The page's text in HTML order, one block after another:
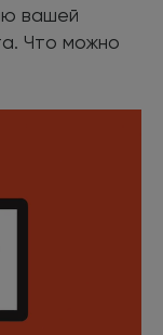
вашей
Что можно